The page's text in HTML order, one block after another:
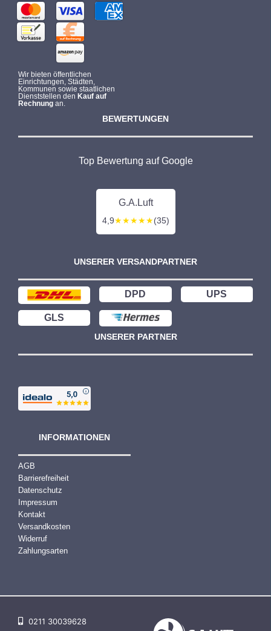
Wir bieten öffentlichen
Einrichtungen, Städten,
Kommunen sowie staatlichen
Dienststellen den Kauf auf
Rechnungan.
BEWERTUNGEN
Top Bewertung auf Google
G.A.Luft
4,9★★★★★(35)
UNSERER VERSANDPARTNER
DPD UPS
GLS
UNSERER PARTNER
INFORMATIONEN
AGB
Barrierefreiheit
Datenschutz
Impressum
Kontakt
Versandkosten
Widerruf
Zahlungsarten
0211 30039628